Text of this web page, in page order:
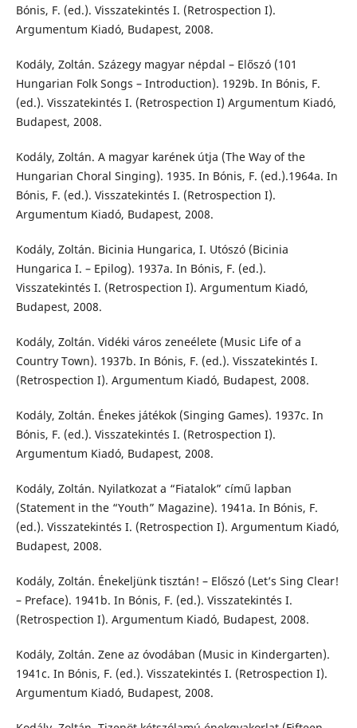
Bónis, F. (ed.). Visszatekintés I. (Retrospection I).
Argumentum Kiadó, Budapest, 2008.
Kodály, Zoltán. Százegy magyar népdal – Előszó (101
Hungarian Folk Songs – Introduction). 1929b. In Bónis, F.
(ed.). Visszatekintés I. (Retrospection I) Argumentum Kiadó,
Budapest, 2008.
Kodály, Zoltán. A magyar karének útja (The Way of the
Hungarian Choral Singing). 1935. In Bónis, F. (ed.).1964a. In
Bónis, F. (ed.). Visszatekintés I. (Retrospection I).
Argumentum Kiadó, Budapest, 2008.
Kodály, Zoltán. Bicinia Hungarica, I. Utószó (Bicinia
Hungarica I. – Epilog). 1937a. In Bónis, F. (ed.).
Visszatekintés I. (Retrospection I). Argumentum Kiadó,
Budapest, 2008.
Kodály, Zoltán. Vidéki város zeneélete (Music Life of a
Country Town). 1937b. In Bónis, F. (ed.). Visszatekintés I.
(Retrospection I). Argumentum Kiadó, Budapest, 2008.
Kodály, Zoltán. Énekes játékok (Singing Games). 1937c. In
Bónis, F. (ed.). Visszatekintés I. (Retrospection I).
Argumentum Kiadó, Budapest, 2008.
Kodály, Zoltán. Nyilatkozat a “Fiatalok” című lapban
(Statement in the “Youth” Magazine). 1941a. In Bónis, F.
(ed.). Visszatekintés I. (Retrospection I). Argumentum Kiadó,
Budapest, 2008.
Kodály, Zoltán. Énekeljünk tisztán! – Előszó (Let’s Sing Clear!
– Preface). 1941b. In Bónis, F. (ed.). Visszatekintés I.
(Retrospection I). Argumentum Kiadó, Budapest, 2008.
Kodály, Zoltán. Zene az óvodában (Music in Kindergarten).
1941c. In Bónis, F. (ed.). Visszatekintés I. (Retrospection I).
Argumentum Kiadó, Budapest, 2008.